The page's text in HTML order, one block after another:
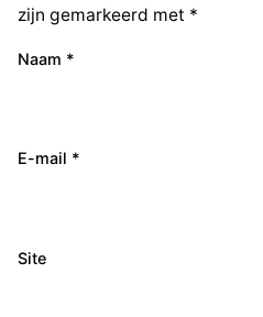
zijn gemarkeerd met *
Naam *
E-mail *
Site